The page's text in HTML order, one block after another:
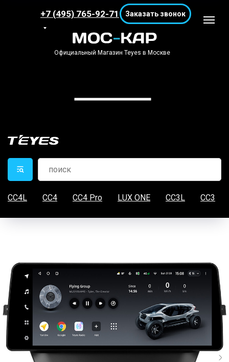
Официальный Магазин Teyes в Москве
+7 (495) 765-92-71 Заказать звонок
CC4L CC4 CC4 Pro LUX ONE CC3L CC3